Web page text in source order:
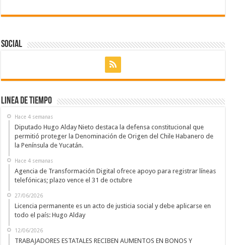
Social
Linea de Tiempo
Hace 4 semanas
Diputado Hugo Alday Nieto destaca la defensa constitucional que
permitió proteger la Denominación de Origen del Chile Habanero de
la Península de Yucatán.
Hace 4 semanas
Agencia de Transformación Digital ofrece apoyo para registrar líneas
telefónicas; plazo vence el 31 de octubre
27/06/2026
Licencia permanente es un acto de justicia social y debe aplicarse en
todo el país: Hugo Alday
12/06/2026
TRABAJADORES ESTATALES RECIBEN AUMENTOS EN BONOS Y